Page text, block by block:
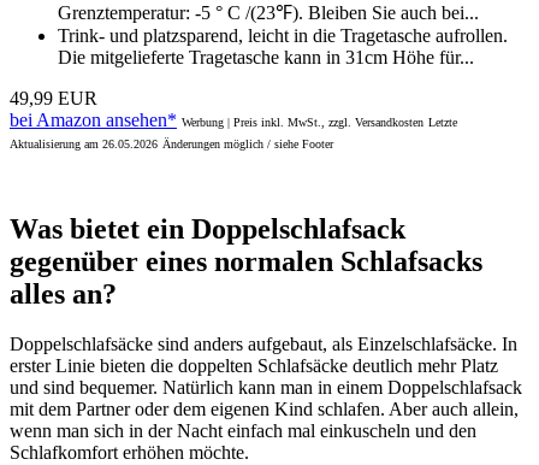
Grenztemperatur: -5 ° C /(23℉). Bleiben Sie auch bei...
Trink- und platzsparend, leicht in die Tragetasche aufrollen.
Die mitgelieferte Tragetasche kann in 31cm Höhe für...
49,99 EUR
bei Amazon ansehen* Werbung | Preis inkl. MwSt., zzgl. Versandkosten Letzte
Aktualisierung am 26.05.2026 Änderungen möglich / siehe Footer
Was bietet ein Doppelschlafsack
gegenüber eines normalen Schlafsacks
alles an?
Doppelschlafsäcke sind anders aufgebaut, als Einzelschlafsäcke. In
erster Linie bieten die doppelten Schlafsäcke deutlich mehr Platz
und sind bequemer. Natürlich kann man in einem Doppelschlafsack
mit dem Partner oder dem eigenen Kind schlafen. Aber auch allein,
wenn man sich in der Nacht einfach mal einkuscheln und den
Schlafkomfort erhöhen möchte.